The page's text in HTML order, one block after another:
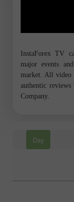
InstaForex TV
major events
market. All video
authentic
Company.
Day